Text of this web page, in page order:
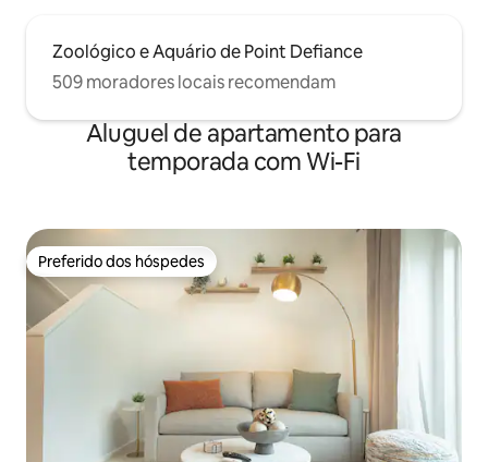
Zoológico e Aquário de Point Defiance
509 moradores locais recomendam
Aluguel de apartamento para
temporada com Wi-Fi
Preferido dos hóspedes
Preferido dos hóspedes